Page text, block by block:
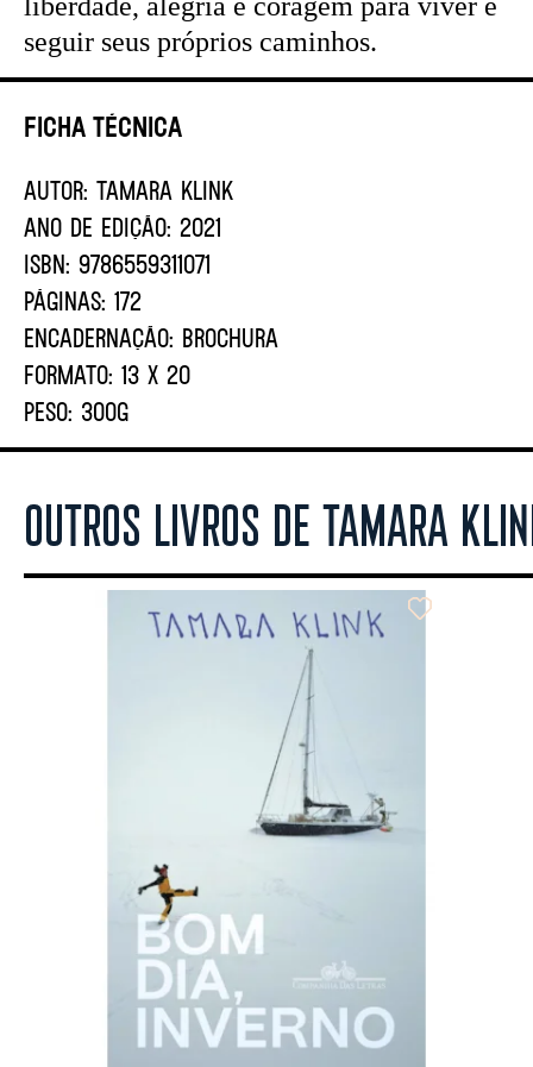
Ficha Técnica
AUTOR: TAMARA KLINK
ANO DE EDIÇÃO: 2021
ISBN: 9786559311071
PÁGINAS: 172
ENCADERNAÇÃO: BROCHURA
FORMATO: 13 X 20
PESO: 300G
seguir seus próprios caminhos.
OUTROS LIVROS DE TAMARA